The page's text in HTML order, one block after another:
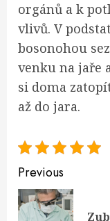
orgánů a k
vlivů. V
bosonohou
venku na jaře
si doma
až do jara.
Continue
Reading
Previous